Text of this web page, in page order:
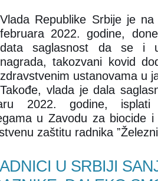
Vlada Republike Srbije je
februara 2022. godine,
data saglasnost da se i
nagrada, takozvani kovid
zdravstvenim ustanovama u
Takođe, vlada je dala
2022. godine,
u Zavodu za biocide i
zaštitu radnika
U SRBIJI